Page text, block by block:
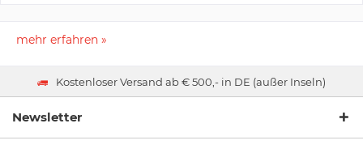
mehr erfahren »
Kostenloser Versand ab € 500,- in DE (außer Inseln)
Newsletter